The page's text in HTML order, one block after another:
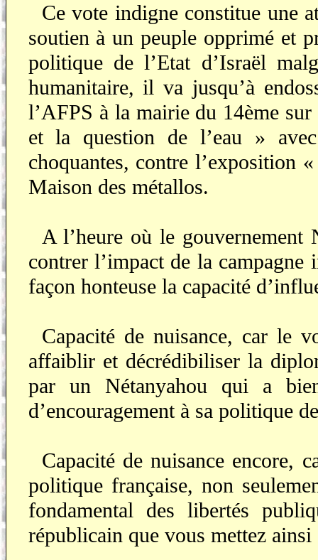
Ce vote indigne constitue une
soutien à un peuple opprimé et
politique de l’Etat d’Israël
humanitaire, il va jusqu’à
l’AFPS à la mairie du 14ème
et la question de l’eau »
choquantes, contre l’exposition
Maison des métallos.
A l’heure où le gouvernement
contrer l’impact de la
façon honteuse la capacité
Capacité de nuisance, car le
affaiblir et décrédibiliser la
par un Nétanyahou qui a
d’encouragement à sa politique
Capacité de nuisance encore,
politique française, non
fondamental des libertés
républicain que vous mettez ainsi